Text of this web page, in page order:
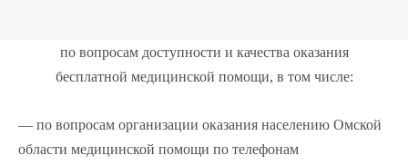
по вопросам доступности и качества оказания
бесплатной медицинской помощи, в том числе:
— по вопросам организации оказания населению Омской
области медицинской помощи по телефонам